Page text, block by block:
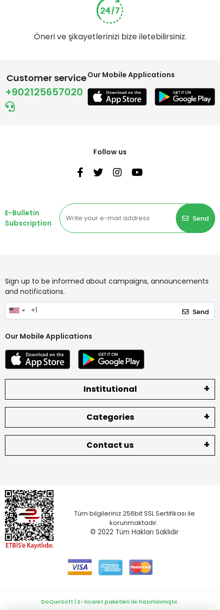
Öneri ve şikayetlerinizi bize iletebilirsiniz.
Customer service
+902125657020
Our Mobile Applications
Follow us
E-Bulletin
Subscription
Send
Sign up to be informed about campaigns, announcements
and notifications.
Send
Our Mobile Applications
Institutional
Categories
Contact us
Tüm bilgileriniz 256bit SSL Sertifikası ile
korunmaktadır.
© 2022 Tüm Hakları Saklıdır
DoQunSoft | E-ticaret paketleri ile hazırlanmıştır.